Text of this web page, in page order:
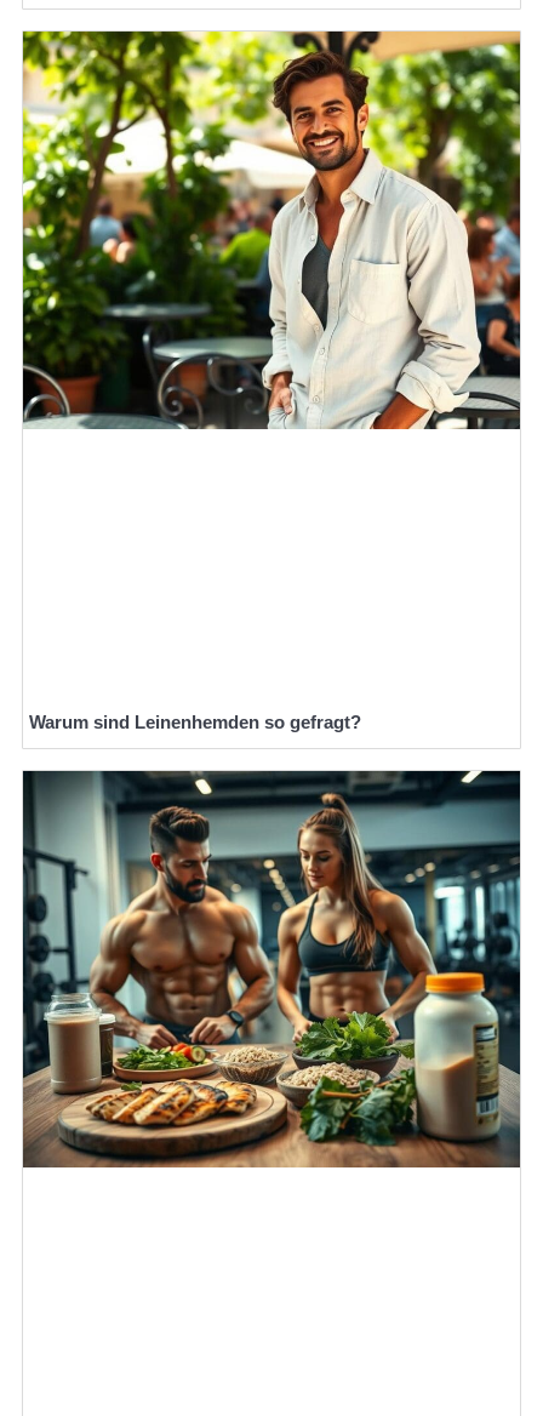
Warum sind Leinenhemden so gefragt?